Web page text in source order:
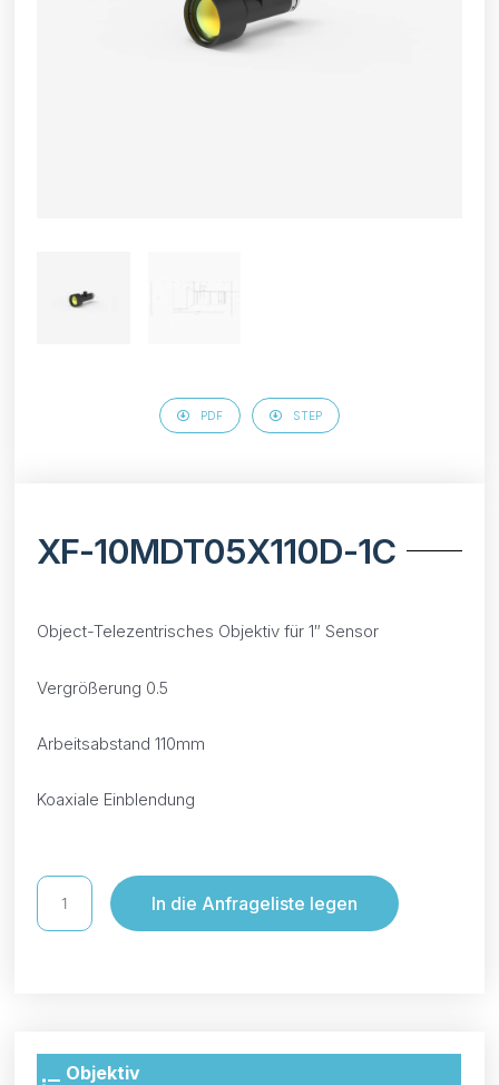
PDF STEP
XF-10MDT05X110D-1C
Object-Telezentrisches Objektiv für 1″ Sensor
Vergrößerung 0.5
Arbeitsabstand 110mm
Koaxiale Einblendung
In die Anfrageliste legen
Objektiv